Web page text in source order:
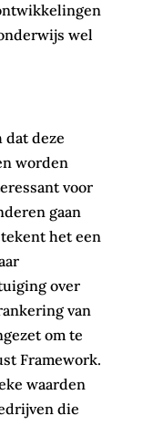
wel
deze
worden
voor
gaan
het een
over
van
om te
Framework.
waarden
die